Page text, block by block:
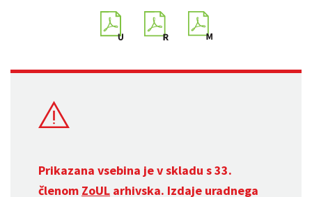
Prikazana vsebina je v skladu s 33.
členom ZoUL arhivska. Izdaje uradnega